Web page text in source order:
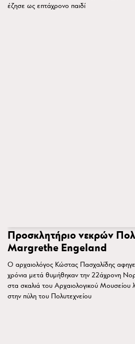
έζησε ως επτάχρονο παιδί
Προσκλητήριο νεκρών
Margrethe Engeland
Ο αρχαιολόγος Κώστας Πασχαλίδης
χρόνια μετά θυμήθηκαν την 22άχρονη
στα σκαλιά του Αρχαιολογικού Μουσείου
στην πύλη του Πολυτεχνείου